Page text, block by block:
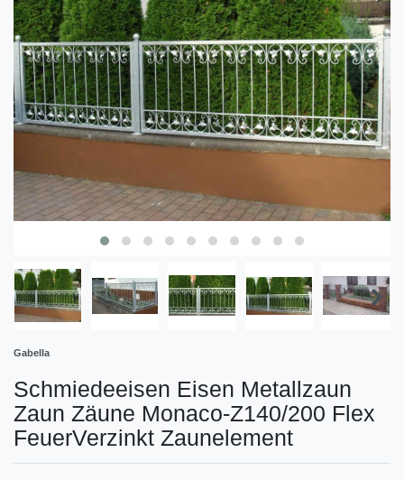
Gabella
Schmiedeeisen Eisen Metallzaun
Zaun Zäune Monaco-Z140/200 Flex
FeuerVerzinkt Zaunelement